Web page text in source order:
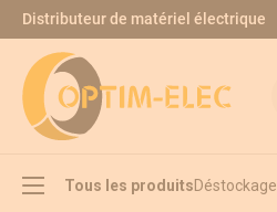
Allez au contenu
Distributeur de matériel électrique
Tous les produitsDéstockage